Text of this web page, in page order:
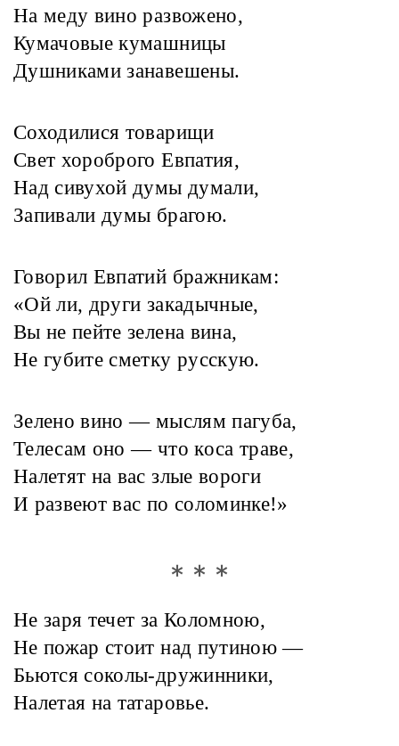
На меду вино развожено,
Кумачовые кумашницы
Душниками занавешены.
Соходилися товарищи
Свет хороброго Евпатия,
Над сивухой думы думали,
Запивали думы брагою.
Говорил Евпатий бражникам:
«Ой ли, други закадычные,
Вы не пейте зелена вина,
Не губите сметку русскую.
Зелено вино — мыслям пагуба,
Телесам оно — что коса траве,
Налетят на вас злые вороги
И развеют вас по соломинке!»
* * *
Не заря течет за Коломною,
Не пожар стоит над путиною —
Бьются соколы-дружинники,
Налетая на татаровье.